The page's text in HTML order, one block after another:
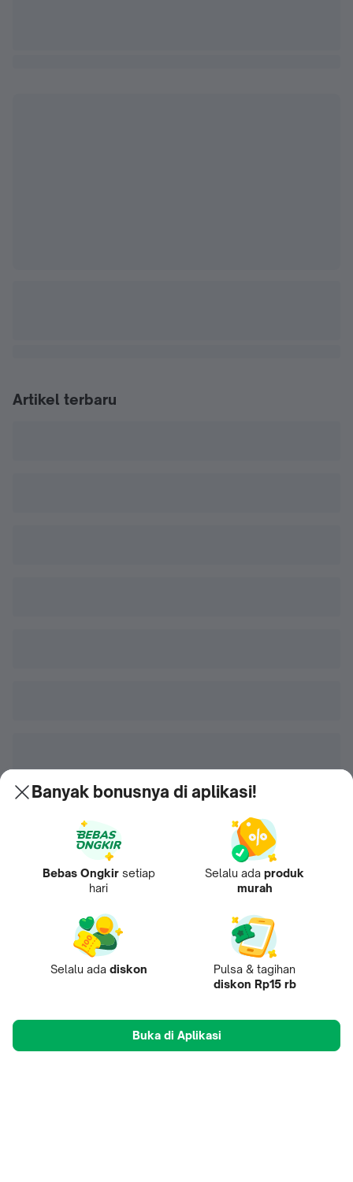
Artikel terbaru
Banyak bonusnya di aplikasi!
Bebas Ongkir setiap
hari
Selalu ada produk
murah
Selalu ada diskon
Pulsa & tagihan
diskon Rp15 rb
Buka di Aplikasi